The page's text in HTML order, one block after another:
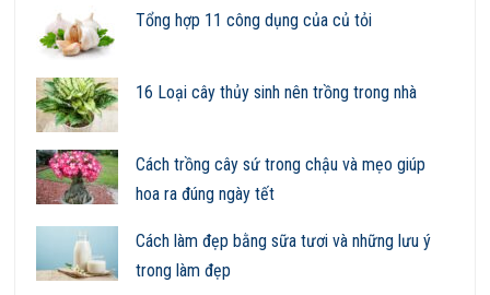
Tổng hợp 11 công dụng của củ tỏi
16 Loại cây thủy sinh nên trồng trong nhà
Cách trồng cây sứ trong chậu và mẹo giúp
hoa ra đúng ngày tết
Cách làm đẹp bằng sữa tươi và những lưu ý
trong làm đẹp